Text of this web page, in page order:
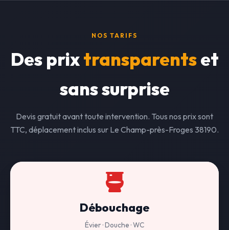
NOS TARIFS
Des prixtransparentset
sans surprise
Devis gratuit avant toute intervention. Tous nos prix sont
TTC, déplacement inclus sur Le Champ-près-Froges 38190.
Débouchage
Évier · Douche · WC